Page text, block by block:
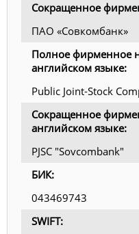
Сокращенное
ПАО «Совкомбанк»
Полное фирменное
английском языке:
Public Joint-Stock
Сокращенное
английском языке:
PJSC "Sovcombank"
БИК:
043469743
SWIFT: